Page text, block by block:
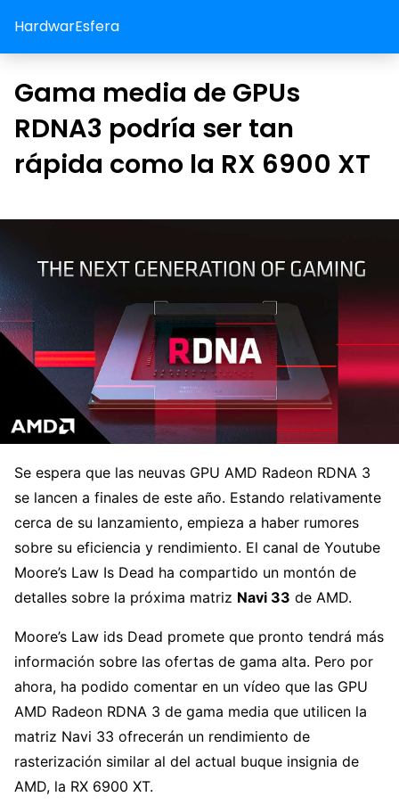
HardwarEsfera
Gama media de GPUs
RDNA3 podría ser tan
rápida como la RX 6900 XT
Se espera que las neuvas GPU AMD Radeon RDNA 3
se lancen a finales de este año. Estando relativamente
cerca de su lanzamiento, empieza a haber rumores
sobre su eficiencia y rendimiento. El canal de Youtube
Moore’s Law Is Dead ha compartido un montón de
detalles sobre la próxima matriz Navi 33 de AMD.
Moore’s Law ids Dead promete que pronto tendrá más
información sobre las ofertas de gama alta. Pero por
ahora, ha podido comentar en un vídeo que las GPU
AMD Radeon RDNA 3 de gama media que utilicen la
matriz Navi 33 ofrecerán un rendimiento de
rasterización similar al del actual buque insignia de
AMD, la RX 6900 XT.